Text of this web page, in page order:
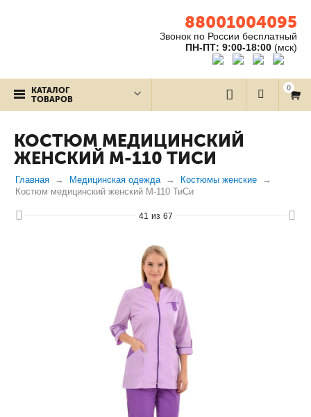
88001004095
Звонок по России бесплатный
ПН-ПТ: 9:00-18:00 (мск)
КАТАЛОГ
ТОВАРОВ
0
КОСТЮМ МЕДИЦИНСКИЙ
ЖЕНСКИЙ М-110 ТИСИ
Главная Медицинская одежда
Костюмы женские
Костюм медицинский женский М-110 ТиСи
41 из 67